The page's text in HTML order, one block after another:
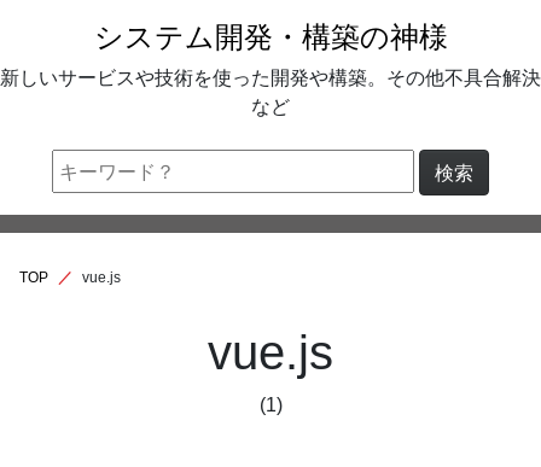
システム開発・構築の神様
新しいサービスや技術を使った開発や構築。その他不具合解決
など
検索
TOP vue.js
vue.js
(1)